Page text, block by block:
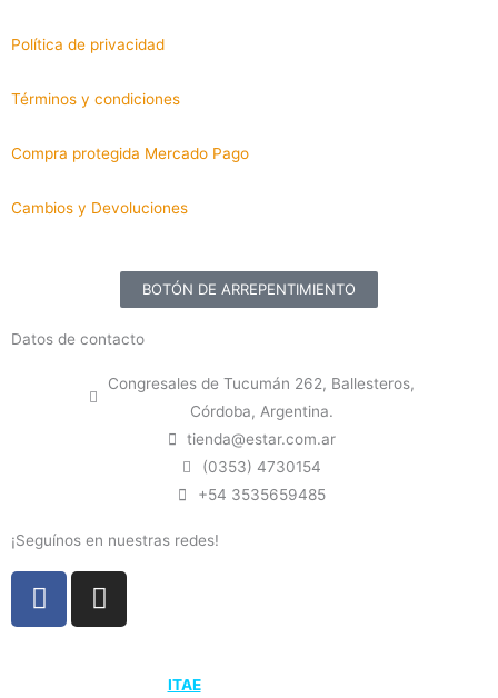
Datos de contacto
Congresales de Tucumán 262, Ballesteros,
Córdoba, Argentina.
tienda@estar.com.ar
(0353) 4730154
+54 3535659485
¡Seguínos en nuestras redes!
F
a
I
n
Política de privacidad
Términos y condiciones
Compra protegida Mercado Pago
Cambios y Devoluciones
BOTÓN DE ARREPENTIMIENTO
ITAE| Agencia de Marketing Digital.